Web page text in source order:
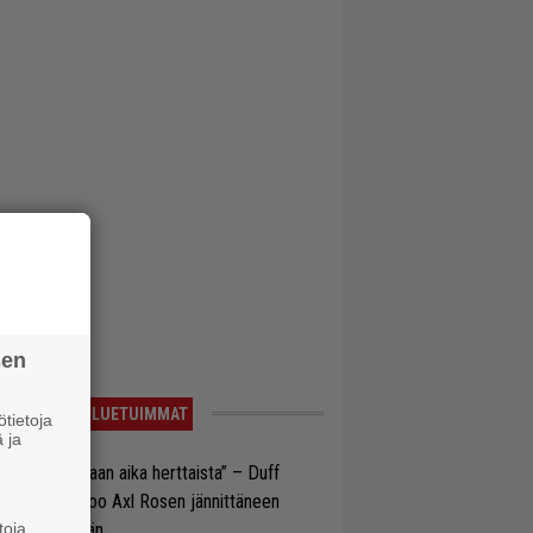
LUETUIMMAT
oli oikeastaan aika herttaista” – Duff
kertoo Axl Rosen jännittäneen
ja